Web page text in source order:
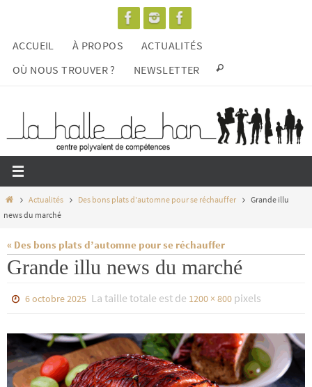
contenu
ACCUEIL À PROPOS
ACTUALITÉS
OÙ NOUS TROUVER ?
NEWSLETTER
HomeActualités Des bons plats d'automne pour se réchauffer
Grande illu
news du marché
« Des bons plats d’automne pour se réchauffer
Grande illu news du marché
6 octobre 2025 La taille totale est de 1200 × 800 pixels